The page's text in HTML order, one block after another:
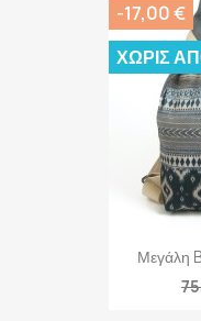
Μεγάλη
-17,00 €
ΧΩΡΊΣ